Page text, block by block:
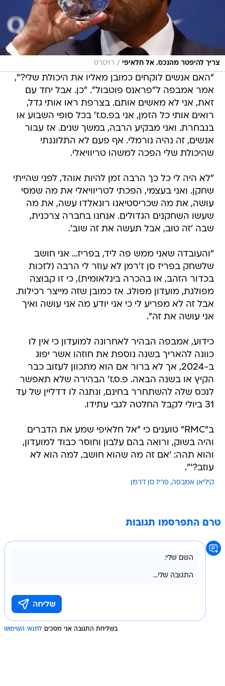
צריך להיפטר מהנכס. אל חלאיפי / רויטרס
"האם אנשים לוקחים כמובן מאליו את היכולת שלי?",
אמר אמבפה ל"פראנס פוטבול". "כן. אבל יחד עם
זאת, אני לא מאשים אותם. בצרפת ראו אותי גדל,
רואים אותי כל הזמן, אני בפ.ס.ז' בכל סופי השבוע או
בנבחרת. ואני מבקיע הרבה, במשך שנים. אז עבור
אנשים, זה נהיה נורמלי. אף פעם לא התלוננתי
שהיכולת שלי הפכה למשהו טריוויאלי.
"לא היה לי כל כך הרבה זמן להיות אוהד, לפני שהייתי
שחקן. ואני בעצמי, הפכתי לטריוויאלי את מה שמסי
עושה, את מה שכריסטיאנו רונאלדו עשה, את מה
שעשו השחקנים הגדולים. אנחנו בחברה צרכנית,
שבה 'זה טוב, אבל תעשה את זה שוב'.
"והעובדה שאני ממש פה ליד, בפריז... אני חושב
שלשחק בפריז סן ז'רמן לא עוזר לי הרבה (לזכות
בכדור הזהב, או בהכרה בינלאומית), כי זו קבוצה
מפולגת, מועדון מפולג. אז כמובן שזה מייצר רכילות.
אבל זה לא מפריע לי כי אני יודע מה אני עושה ואיך
אני עושה את זה".
כידוע, אמבפה הבהיר לאחרונה למועדון כי אין לו
כוונה להאריך בשנה נוספת את חוזהו אשר יפוג
ב-2024, אך לא ברור אם הוא מתכוון לעזוב כבר
הקיץ או בשנה הבאה. פ.ס.ז' הבהירה שלא תאפשר
לנכס שלה להשתחרר בחינם, ונתנה לו דדליין של עד
31 ביולי לקבל החלטה לגבי עתידו.
ב"RMC" טוענים כי "אל חלאיפי שמע את הדברים
והיה בשוק, ורואה בהם עלבון וחוסר כבוד למועדון,
והוא תהה: 'אם זה מה שהוא חושב, למה הוא לא
עוזב?'".
קיליאן אמבפה פריז סן ז'רמן
טרם התפרסמו תגובות
בשליחת התגובה אני מסכים לתנאי השימוש